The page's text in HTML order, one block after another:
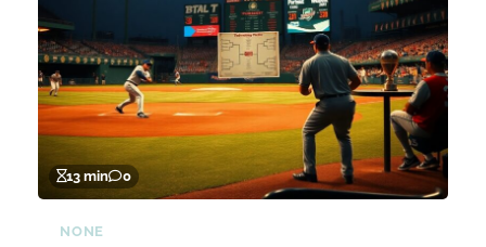
13 min 0
NONE